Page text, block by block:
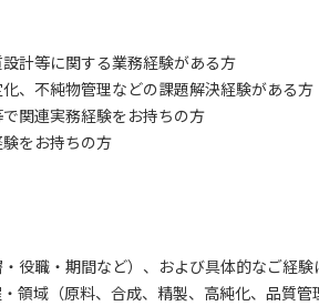
計等に関する業務経験がある方
、不純物管理などの課題解決経験がある方
関連実務経験をお持ちの方
をお持ちの方
役職・期間など）、および具体的なご経験
領域（原料、合成、精製、高純化、品質